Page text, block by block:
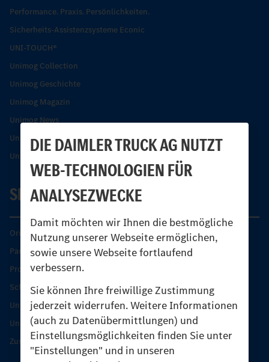
DIE DAIMLER TRUCK AG NUTZT
WEB-TECHNOLOGIEN FÜR
ANALYSEZWECKE
Damit möchten wir Ihnen die bestmögliche
Nutzung unserer Webseite ermöglichen,
sowie unsere Webseite fortlaufend
verbessern.
Sie können Ihre freiwillige Zustimmung
jederzeit widerrufen. Weitere Informationen
(auch zu Datenübermittlungen) und
Einstellungsmöglichkeiten finden Sie unter
"Einstellungen" und in unseren
Performance. Praxis. Persönlichkeiten.
Sicherheits-Assistenzsysteme Econic
UNI-TOUCH®
Unimog Collection
Unimog Geschichte
Unimog Magazin
Unimog News
Unimog Partner-Portal
Unimog Sicherheit
SERVICE
Original-Teile
Partner finden
Produkt-Highlights
Schutz und Werterhalt
Unimog Serviceangebot
Unimog Servicetage
Zusatzleistungen